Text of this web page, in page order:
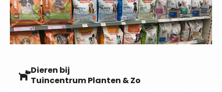
Dieren bij
Tuincentrum Planten & Zo